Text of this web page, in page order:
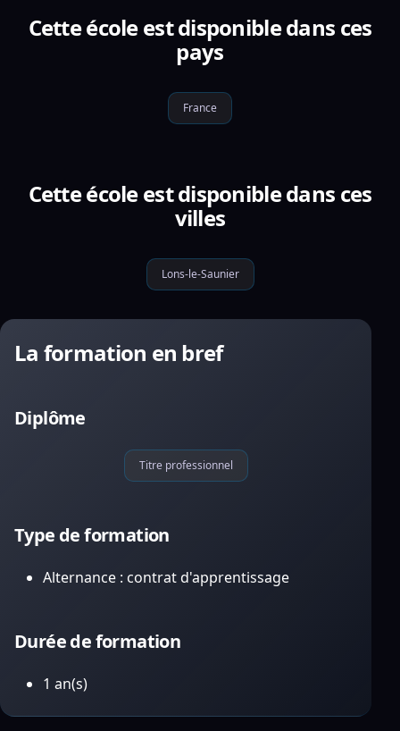
Cette école est disponible dans ces
pays
France
Cette école est disponible dans ces
villes
Lons-le-Saunier
La formation en bref
Diplôme
Titre professionnel
Type de formation
Alternance : contrat d'apprentissage
Durée de formation
1 an(s)